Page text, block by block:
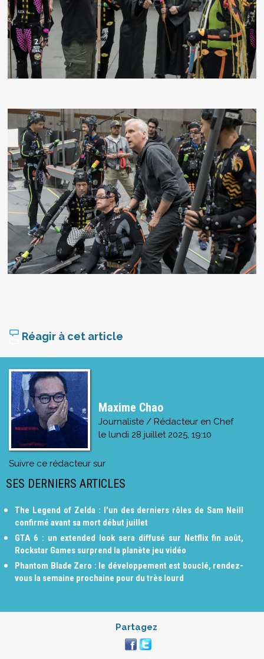
Réagir à cet article
Maxime Chao
Journaliste / Rédacteur en Chef
le lundi 28 juillet 2025, 19:10
Suivre ce rédacteur sur
SES DERNIERS ARTICLES
The Legend of Zelda : l'un des derniers rôles de Sam Neill
confirmé avant sa mort début juillet
GTA 6 : un extended look sera diffusé sur Netflix fin août,
Rockstar Games surprend la planète jeu vidéo
Phantom Blade Zero : le développement est bouclé, rendez-
vous la semaine prochaine pour du très lourd
Partagez